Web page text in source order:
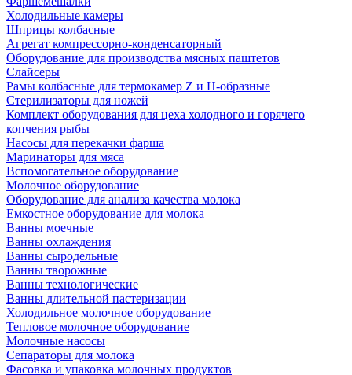
Холодильные камеры
Шприцы колбасные
Агрегат компрессорно-конденсаторный
Оборудование для производства мясных паштетов
Слайсеры
Рамы колбасные для термокамер Z и H-образные
Стерилизаторы для ножей
Комплект оборудования для цеха холодного и горячего
копчения рыбы
Насосы для перекачки фарша
Маринаторы для мяса
Вспомогательное оборудование
Молочное оборудование
Оборудование для анализа качества молока
Емкостное оборудование для молока
Ванны моечные
Ванны охлаждения
Ванны сыродельные
Ванны творожные
Ванны технологические
Ванны длительной пастеризации
Холодильное молочное оборудование
Тепловое молочное оборудование
Молочные насосы
Сепараторы для молока
Фасовка и упаковка молочных продуктов